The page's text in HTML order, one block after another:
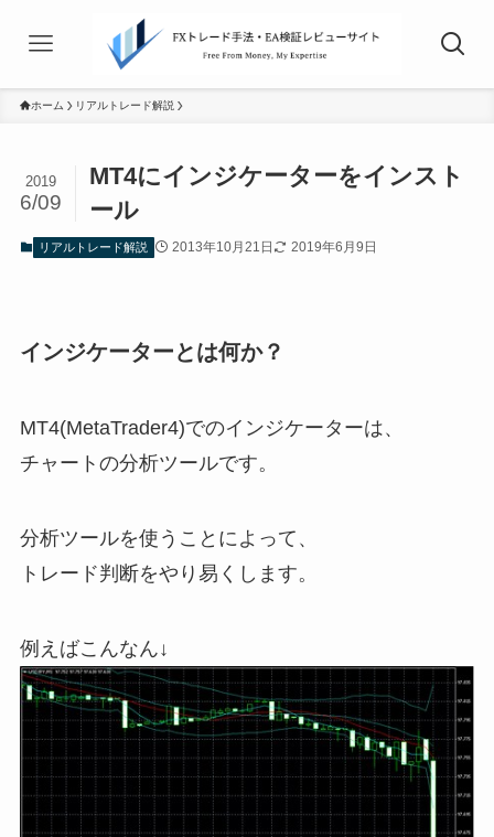
ホーム リアルトレード解説
MT4にインジケーターをインスト
ール
2019
6/09
リアルトレード解説 2013年10月21日 2019年6月9日
インジケーターとは何か？
MT4(MetaTrader4)でのインジケーターは、
チャートの分析ツールです。
分析ツールを使うことによって、
トレード判断をやり易くします。
例えばこんなん↓